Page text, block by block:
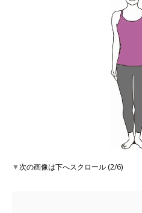
▼次の画像は下へスクロール (2/6)